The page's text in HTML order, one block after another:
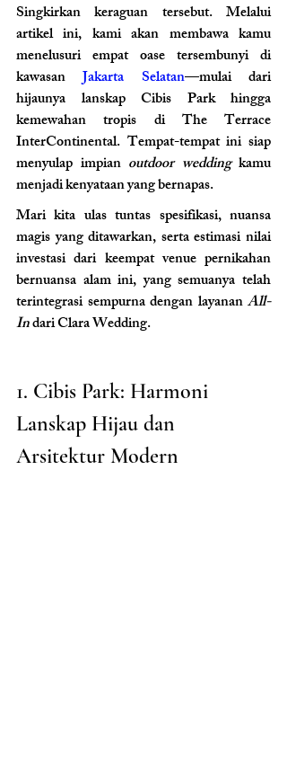
Singkirkan keraguan tersebut. Melalui
artikel ini, kami akan membawa kamu
menelusuri empat oase tersembunyi di
kawasan Jakarta Selatan—mulai dari
hijaunya lanskap Cibis Park hingga
kemewahan tropis di The Terrace
InterContinental. Tempat-tempat ini siap
menyulap impian outdoor wedding kamu
menjadi kenyataan yang bernapas.
Mari kita ulas tuntas spesifikasi, nuansa
magis yang ditawarkan, serta estimasi nilai
investasi dari keempat venue pernikahan
bernuansa alam ini, yang semuanya telah
terintegrasi sempurna dengan layanan All-
In dari Clara Wedding.
1. Cibis Park: Harmoni
Lanskap Hijau dan
Arsitektur Modern